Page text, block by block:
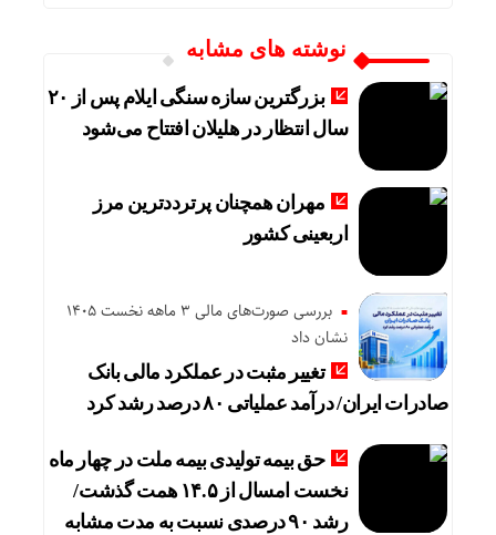
نوشته های مشابه
بزرگترین سازه سنگی ایلام پس از ۲۰
سال انتظار در هلیلان افتتاح می‌شود
مهران همچنان پرترددترین مرز
اربعینی کشور
بررسی صورت‌های مالی 3 ماهه نخست 1405
نشان داد
تغییر مثبت در عملکرد مالی بانک
صادرات ایران/ درآمد عملیاتی ۸۰ درصد رشد کرد
حق بیمه تولیدی بیمه ملت در چهار ماه
نخست امسال از ۱۴.۵ همت گذشت/
رشد ۹۰ درصدی نسبت به مدت مشابه